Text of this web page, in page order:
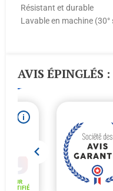
Résistant et durable
Lavable en machine
AVIS ÉPINGLÉS :